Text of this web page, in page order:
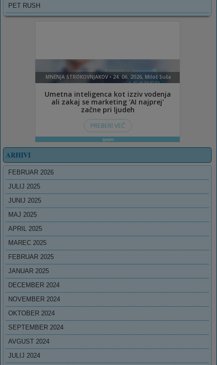
PET RUSH
ARHIVI
FEBRUAR 2026
JULIJ 2025
JUNIJ 2025
MAJ 2025
APRIL 2025
MAREC 2025
FEBRUAR 2025
JANUAR 2025
DECEMBER 2024
NOVEMBER 2024
OKTOBER 2024
SEPTEMBER 2024
AVGUST 2024
JULIJ 2024